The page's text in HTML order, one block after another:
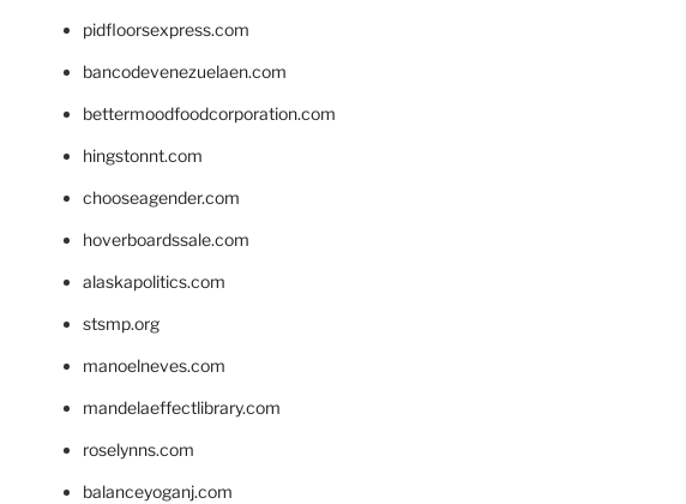
pidfloorsexpress.com
bancodevenezuelaen.com
bettermoodfoodcorporation.com
hingstonnt.com
chooseagender.com
hoverboardssale.com
alaskapolitics.com
stsmp.org
manoelneves.com
mandelaeffectlibrary.com
roselynns.com
balanceyoganj.com